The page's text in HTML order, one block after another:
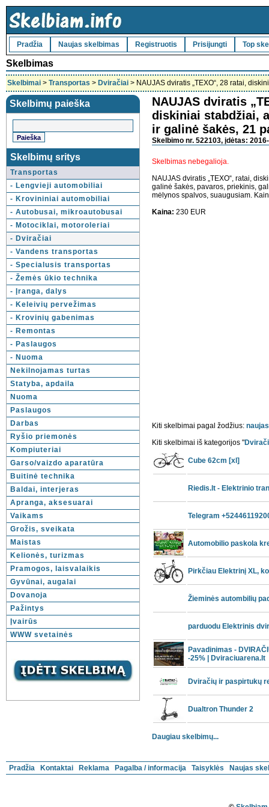
Pradžia Naujas skelbimas Registruotis Prisijungti Top
Skelbimas
Skelbimai > Transportas > Dviračiai > NAUJAS dviratis „TEXO“, 28 ratai,
Skelbimų paieška
Skelbimų sritys
Transportas
- Lengvieji automobiliai
- Krovininiai automobiliai
- Autobusai, mikroautobusai
- Motociklai, motoroleriai
- Dviračiai
- Vandens transportas
- Specialusis transportas
- Žemės ūkio technika
- Įranga, dalys
- Keleivių pervežimas
- Krovinių gabenimas
- Remontas
- Paslaugos
- Nuoma
Nekilnojamas turtas
Statyba, apdaila
Nuoma
Paslaugos
Darbas
Ryšio priemonės
Kompiuteriai
Garso/vaizdo aparatūra
Buitinė technika
Baldai, interjeras
Apranga, aksesuarai
Vaikams
Grožis, sveikata
Maistas
Kelionės, turizmas
Pramogos, laisvalaikis
Gyvūnai, augalai
Dovanoja
Pažintys
Įvairūs
WWW svetainės
NAUJAS dviratis
diskiniai stabdžiai,
ir galinė šakės, 21
Skelbimo nr. 522103, įdėtas:
Skelbimas nebegalioja.
NAUJAS dviratis „TEXO“, ratai,
galinė šakės, pavaros, priekinis,
mėlynos spalvos, suaugusiam.
Kaina: 230 EUR
Kiti skelbimai pagal žodžius: naujas
Kiti skelbimai iš kategorijos "
Cube 62cm [xl]
Riedis.lt - Elektrinio
Telegram
Automobilio paskola
Pirkčiau Elektrinį XL,
Žieminės autombilių
parduodu Elektrinis
Pavadinimas -
-25% | Dviraciuarena.lt
Dviračių ir paspirtukų
Dualtron Thunder 2
Daugiau skelbimų...
Pradžia Kontaktai Reklama Pagalba / informacija Taisyklės Naujas